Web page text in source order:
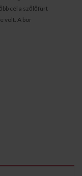
cél a szőlőfürt
volt. A bor